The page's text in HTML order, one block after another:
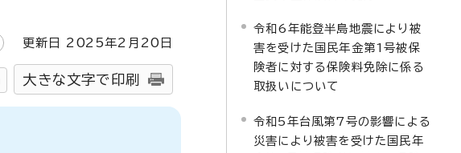
更新日 2025年2月 20 日
大きな文字で印刷
令和6年能登半島地震により被
害を受けた国民年金第1号被保
険者に対する保険料免除に係る
取扱いについて
令和5年台風第7号の影響による
災害により被害を受けた国民年